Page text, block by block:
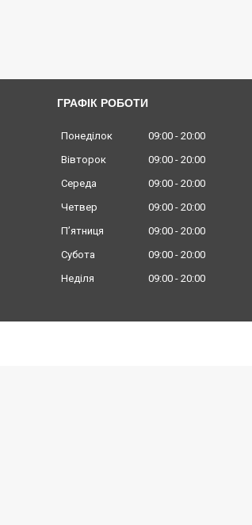
ГРАФІК РОБОТИ
Понеділок 09:00
20:00
Вівторок
09:00
20:00
Середа
09:00
20:00
Четвер
09:00
20:00
Пʼятниця
09:00
20:00
Субота
09:00
20:00
Неділя
09:00 20:00